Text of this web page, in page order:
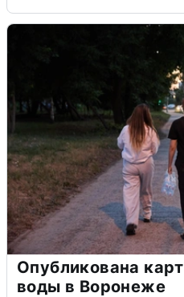
Опубликована
воды в Воронеже